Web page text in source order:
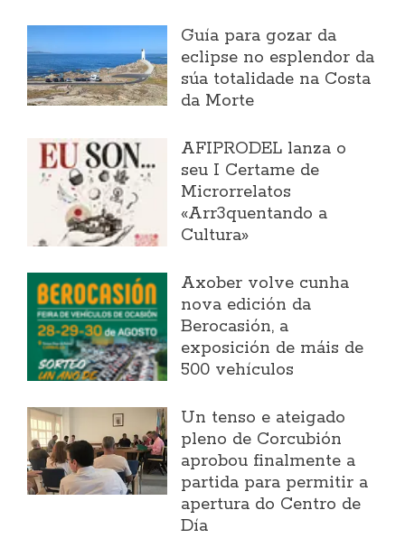
Guía para gozar da
eclipse no esplendor da
súa totalidade na Costa
da Morte
AFIPRODEL lanza o
seu I Certame de
Microrrelatos
«Arr3quentando a
Cultura»
Axober volve cunha
nova edición da
Berocasión, a
exposición de máis de
500 vehículos
Un tenso e ateigado
pleno de Corcubión
aprobou finalmente a
partida para permitir a
apertura do Centro de
Día